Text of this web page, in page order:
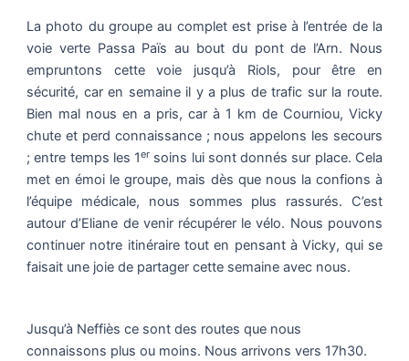
La photo du groupe au complet est prise à l’entrée de la
voie verte Passa Païs au bout du pont de l’Arn. Nous
empruntons cette voie jusqu’à Riols, pour être en
sécurité, car en semaine il y a plus de trafic sur la route.
Bien mal nous en a pris, car à 1 km de Courniou, Vicky
chute et perd connaissance ; nous appelons les secours
; entre temps les 1er soins lui sont donnés sur place. Cela
met en émoi le groupe, mais dès que nous la confions à
l’équipe médicale, nous sommes plus rassurés. C’est
autour d’Eliane de venir récupérer le vélo. Nous pouvons
continuer notre itinéraire tout en pensant à Vicky, qui se
faisait une joie de partager cette semaine avec nous.
Jusqu’à Neffiès ce sont des routes que nous
connaissons plus ou moins. Nous arrivons vers 17h30.